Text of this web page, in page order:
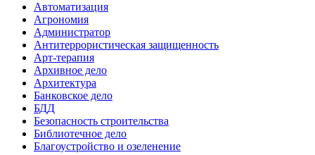
Автоматизация
Агрономия
Администратор
Антитеррористическая защищенность
Арт-терапия
Архивное дело
Архитектура
Банковское дело
БДД
Безопасность строительства
Библиотечное дело
Благоустройство и озеленение